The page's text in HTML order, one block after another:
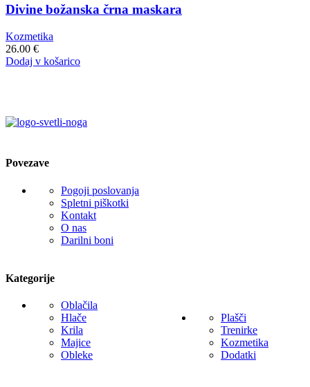
Divine božanska črna maskara
Kozmetika
26.00 €
Dodaj v košarico
Povezave
Pogoji poslovanja
Spletni piškotki
Kontakt
O nas
Darilni boni
Kategorije
Oblačila
Hlače
Krila
Majice
Obleke
Plašči
Trenirke
Kozmetika
Dodatki